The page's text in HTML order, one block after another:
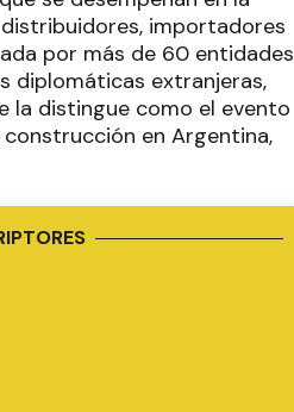
importadores
por más de 60 entidades
diplomáticas extranjeras,
la distingue como el evento
en Argentina,